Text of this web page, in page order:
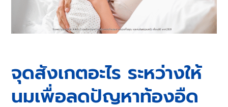
จุดสังเกตอะไร ระหว่างให้
นมเพื่อลดปัญหาท้องอืด